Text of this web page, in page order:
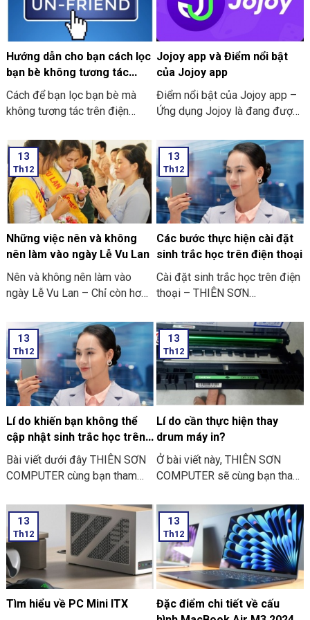
Hướng dẫn cho bạn cách lọc
bạn bè không tương tác
trên Facebook nhanh nhất
2024
Cách để bạn lọc bạn bè mà
không tương tác trên điện
Jojoy app và Điểm nổi bật
của Jojoy app
Điểm nổi bật của Jojoy app –
Ứng dụng Jojoy là đang được
đồng người yêu thích các trò
chơi điện tử ở trên điện thoại
di động.
13
Th12
Những việc nên và không
nên làm vào ngày Lễ Vu Lan
Nên và không nên làm vào
ngày Lễ Vu Lan – Chỉ còn hơn
ngày Vu Lan báo hiếu rồi.
THIÊN SƠN COMPUTER chia
sẻ với bạn về những việc nên
và không nên làm ngày Lễ Vu
Lan nhé.
13
Th12
Các bước thực hiện cài đặt
sinh trắc học trên điện thoại
Cài đặt sinh trắc học trên điện
thoại – THIÊN SƠN
khảo “các bước thực hiện cài
đặt sinh trắc học trên điện
thoại” nhé
13
Th12
Lí do khiến bạn không thể
cập nhật sinh trắc học trên
ứng dụng ngân hàng
Bài viết dưới đây THIÊN SƠN
COMPUTER cùng bạn tham
không thể cập nhật sinh trắc
học trên ứng dụng ngân hàng
thường gặp nhé:
13
Th12
Lí do cần thực hiện thay
drum máy in?
Ở bài viết này, THIÊN SƠN
COMPUTER sẽ cùng bạn tham
drum máy in là như thế nào
nhé?
13
Th12
Tìm hiểu về PC Mini ITX
13
Th12
Đặc điểm chi tiết về cấu